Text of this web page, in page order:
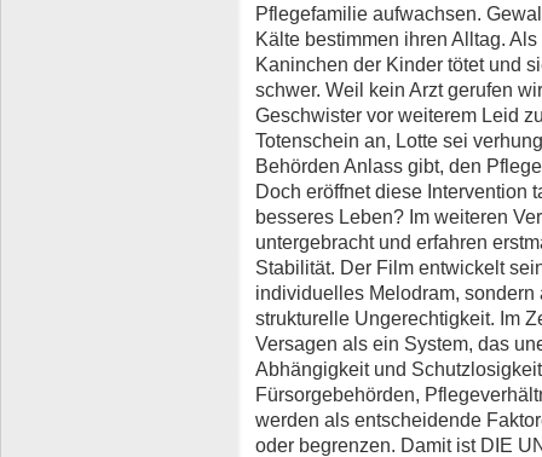
Pflegefamilie aufwachsen.
Kälte bestimmen ihren Alltag.
Kaninchen der Kinder tötet und
schwer. Weil kein Arzt gerufen
Geschwister vor weiterem Leid
Totenschein an, Lotte sei
Behörden Anlass gibt, den
Doch eröffnet diese Intervention
besseres Leben? Im weiteren
untergebracht und erfahren
Stabilität. Der Film entwickelt
individuelles Melodram,
strukturelle Ungerechtigkeit. Im
Versagen als ein System, das
Abhängigkeit und
Fürsorgebehörden,
werden als entscheidende
oder begrenzen. Damit ist DIE